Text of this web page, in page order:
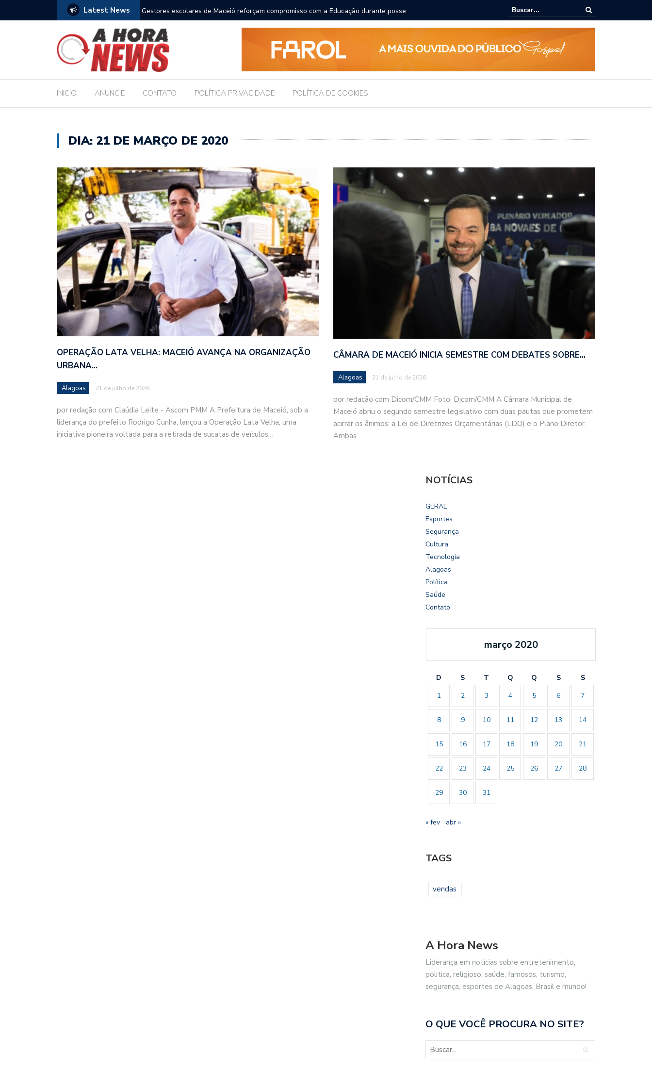
Latest News
compromisso com a Educação durante posseBolsonaro pede ao STF para receber os filhos no Dia dos Pais
Câmara dialoga com UFAL e Faculdade de Coimbra sobre parcerias para
Legislativo
INICIO ANUNCIE CONTATO POLÍTICA PRIVACIDADE POLÍTICA DE COOKIES
DIA: 21 DE MARÇO DE 2020
OPERAÇÃO LATA VELHA: MACEIÓ AVANÇA NA ORGANIZAÇÃO
URBANA…
Alagoas 21 de julho de 2026
por redação com Claúdia Leite - Ascom PMM A Prefeitura de Maceió, sob a
liderança do prefeito Rodrigo Cunha, lançou a Operação Lata Velha, uma
iniciativa pioneira voltada para a retirada de sucatas de veículos…
CÂMARA DE MACEIÓ INICIA SEMESTRE COM DEBATES SOBRE…
Alagoas 21 de julho de 2026
por redação com Dicom/CMM Foto: Dicom/CMM A Câmara Municipal de
Maceió abriu o segundo semestre legislativo com duas pautas que prometem
acirrar os ânimos: a Lei de Diretrizes Orçamentárias (LDO) e o Plano Diretor.
Ambas…
NOTÍCIAS
GERAL
Esportes
Segurança
Cultura
Tecnologia
Alagoas
Política
Saúde
Contato
março 2020
D S T Q Q S
S
1
2 3 4 5 6 7
8 9 10 11 12 13 14
15 16 17 18 19 20 21
22 23 24 25 26 27 28
29 30 31
« fev abr »
TAGS
vendas
A Hora News
Liderança em notícias sobre entretenimento,
politica, religioso, saúde, famosos, turismo,
segurança, esportes de Alagoas, Brasil e mundo!
O QUE VOCÊ PROCURA NO SITE?